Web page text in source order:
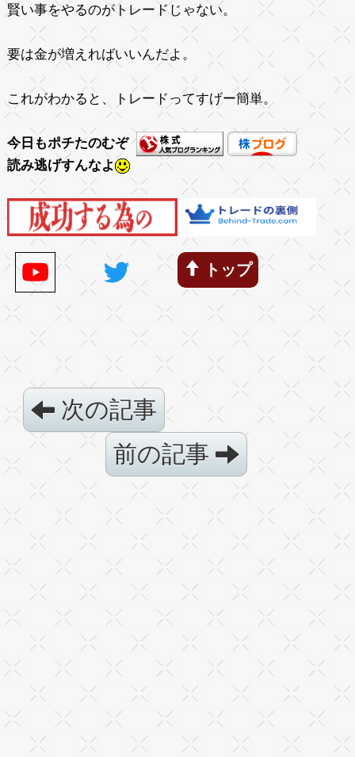
賢い事をやるのがトレードじゃない。
要は金が増えればいいんだよ。
これがわかると、トレードってすげー簡単。
今日もポチたのむぞ
読み逃げすんなよ
トップ
次の記事
前の記事